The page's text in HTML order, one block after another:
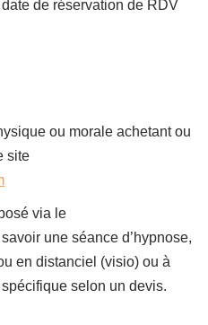
de réservation de RDV
ou morale achetant ou
site
via le
savoir une séance d’hypnose,
en distanciel (visio) ou à
selon un devis.